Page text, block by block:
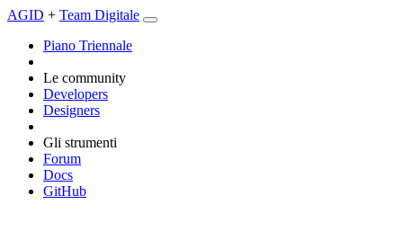
AGID + Team Digitale
Piano Triennale
Le community
Developers
Designers
Gli strumenti
Forum
Docs
GitHub